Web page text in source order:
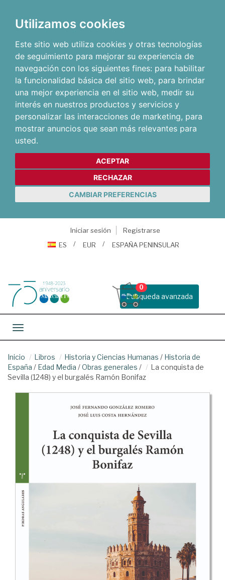
Utilizamos cookies
Este sitio web utiliza cookies y otras tecnologías
de seguimiento para mejorar su experiencia de
navegación con los siguientes fines: para habilitar
la funcionalidad básica del sitio web, para brindar
una mejor experiencia en el sitio web, medir su
interés en nuestros productos y servicios y
personalizar las interacciones de marketing, para
mostrar anuncios que sean más relevantes para
usted.
ACEPTAR
RECHAZAR
CAMBIAR PREFERENCIAS
Iniciar sesión
Registrarse
ES
EUR ESPAÑA PENINSULAR
Busqueda avanzada
0
Toggle navigation
Inicio Libros Historia y Ciencias Humanas / Historia de
España / Edad Media /Obras generales /
La conquista de
Sevilla (1248) y el burgalés Ramón Bonifaz